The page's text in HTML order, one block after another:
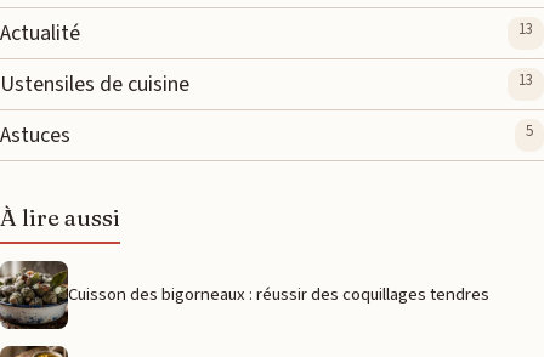
Actualité 13
Ustensiles de cuisine 13
Astuces 5
À lire aussi
Cuisson des bigorneaux : réussir des coquillages tendres